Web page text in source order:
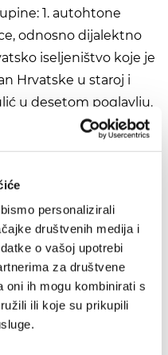
personalizirali
društvenih medija i
o vašoj upotrebi
za društvene
oni ih mogu kombinirati s
ili koje su prikupili
1. autohtone
odnosno dijalektno
iseljeništvo koje je
Hrvatske u staroj i
u desetom poglavlju.
jezik u 20. stoljeću
Ranko Matasović.
izabrani su raznoliki
razvoj hrvatskoga
do kraja 20. stoljeća.
jeziku u 21.
Radoslav Katičić i
čitavom znanstveno-